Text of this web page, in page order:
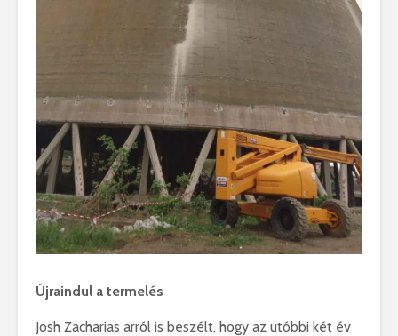
Újraindul a termelés
Josh Zacharias arról is beszélt, hogy az utóbbi két év